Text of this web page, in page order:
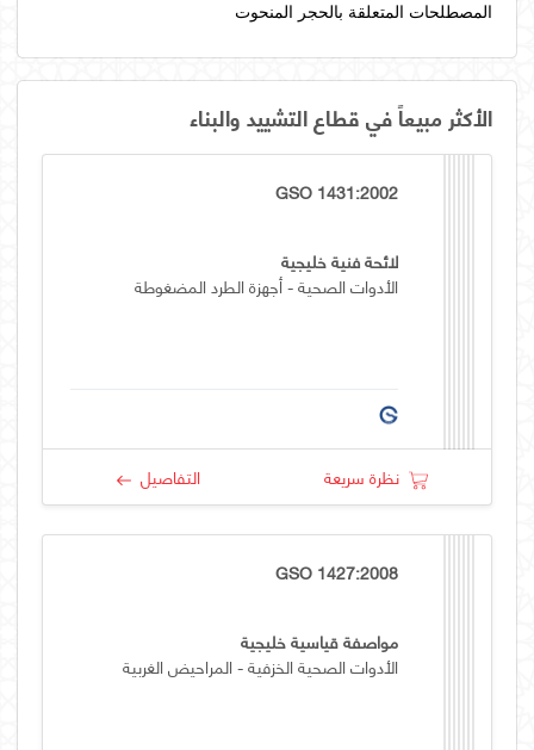
المصطلحات المتعلقة بالحجر المنحوت
الأكثر مبيعاً في قطاع التشييد والبناء
GSO 1431:2002
لائحة فنية خليجية
الأدوات الصحية - أجهزة الطرد المضغوطة
نظرة سريعة التفاصيل
GSO 1427:2008
مواصفة قياسية خليجية
الأدوات الصحية الخزفية - المراحيض الغربية